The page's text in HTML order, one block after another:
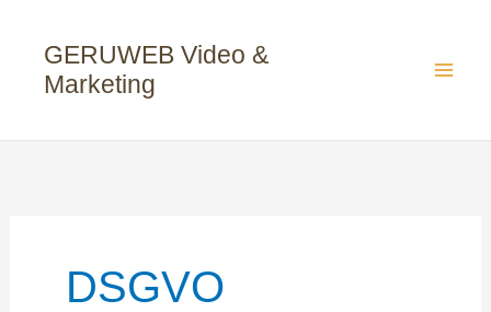
springen
GERUWEB Video &
Marketing
DSGVO